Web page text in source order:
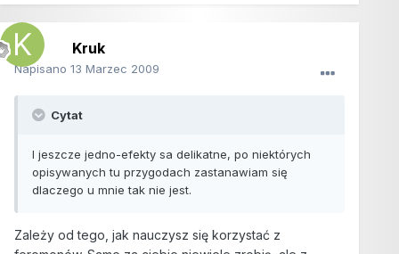
Kruk
Napisano 13 Marzec 2009
Cytat
I jeszcze jedno-efekty sa delikatne, po niektórych
opisywanych tu przygodach zastanawiam się
dlaczego u mnie tak nie jest.
Zależy od tego, jak nauczysz się korzystać z